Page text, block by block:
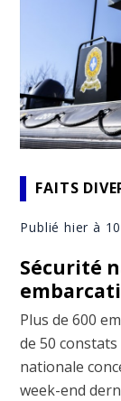
FAITS
Publié hier à
Sécurité
Plus de 600
de 50
nationale
week-end